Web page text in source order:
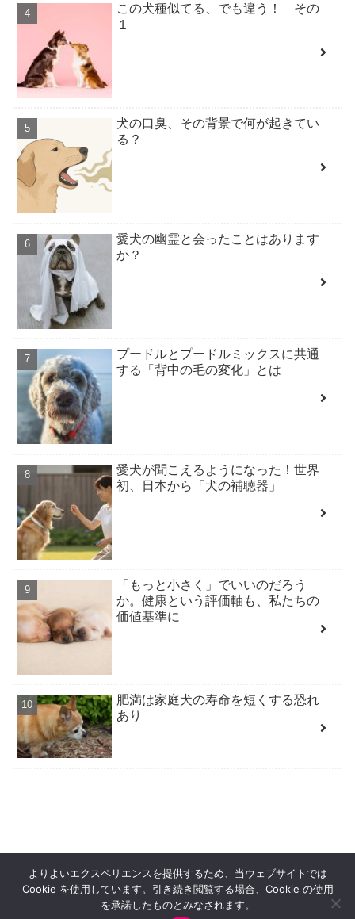
この犬種似てる、でも違う！ その
１
犬の口臭、その背景で何が起きてい
る？
愛犬の幽霊と会ったことはあります
か？
プードルとプードルミックスに共通
する「背中の毛の変化」とは
愛犬が聞こえるようになった！世界
初、日本から「犬の補聴器」
「もっと小さく」でいいのだろう
か。健康という評価軸も、私たちの
価値基準に
肥満は家庭犬の寿命を短くする恐れ
あり
HOME
PRIVACY POLICY
特定商取引法に基づく表記
お問合せ
よりよいエクスペリエンスを提供するため、当ウェブサイトでは
Cookie を使用しています。引き続き閲覧する場合、Cookie の使用
を承諾したものとみなされます。